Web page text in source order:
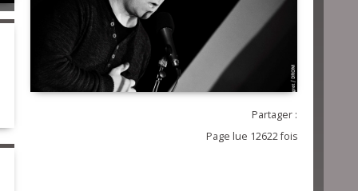
Partager :
Page lue 12622 fois